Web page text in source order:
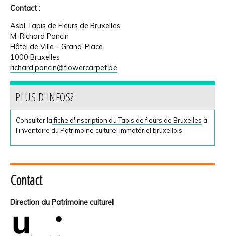
Contact :
Asbl Tapis de Fleurs de Bruxelles
M. Richard Poncin
Hôtel de Ville – Grand-Place
1000 Bruxelles
richard.poncin@flowercarpet.be
PLUS D'INFOS?
Consulter lafiche d'inscription du Tapis de fleurs de Bruxelles à
l'inventaire du Patrimoine culturel immatériel bruxellois.
Contact
Direction du Patrimoine culturel